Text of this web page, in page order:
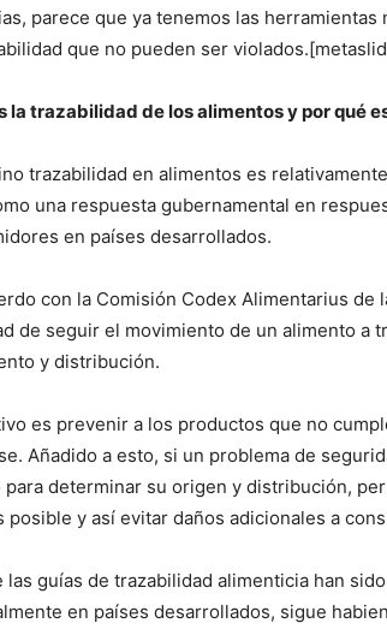
parece que ya tenemos las
que no pueden ser violados.
la trazabilidad de los alimentos y por qué
trazabilidad en alimentos es
una respuesta gubernamental en
en países desarrollados.
con la Comisión Codex Alimentarius de
de seguir el movimiento de un alimento a
y distribución.
es prevenir a los productos que no
Añadido a esto, si un problema de
para determinar su origen y distribución,
posible y así evitar daños adicionales a
las guías de trazabilidad alimenticia han
en países desarrollados, sigue